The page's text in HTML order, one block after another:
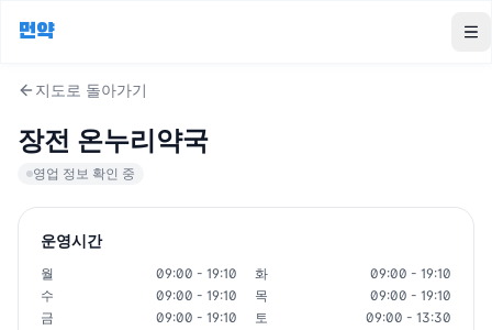
먼약
지도로 돌아가기
장전 온누리약국
영업 정보 확인 중
운영시간
월 09:00 - 19:10 화
09:00 - 19:10
수
09:00 - 19:10 목
09:00 - 19:10
금
09:00 - 19:10 토
09:00 - 13:30